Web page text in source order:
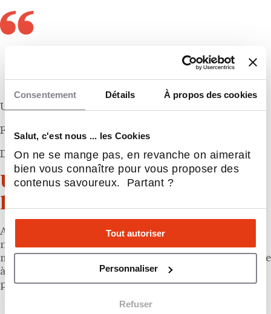
Consentement Détails À propos des cookies
Salut, c'est nous ... les Cookies
On ne se mange pas, en revanche on aimerait
bien vous connaître pour vous proposer des
contenus savoureux. Partant ?
Tout autoriser
Personnaliser
Refuser
Nous rendons l’offre plus désirable et
misons sur la franchise et l’affiliation pour
atteindre les 400 magasins en 2026
UNE PHRASE DE
François-Melchior de Polignac
Directeur Général de Maisons du Monde
Un signal pour les candidats à
la franchise déco
Avec l’Andorre, Maisons du Monde
nature un modèle qu’il entend dupliquer sur d’autres
marchés. Les prochaines ouvertures, en France comme
à l’international, diront si l’enseigne séduit des
partenaires capables de porter son concept.